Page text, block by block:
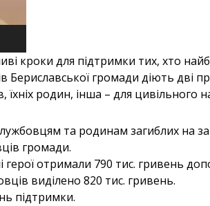
кроки для підтримки тих, хто
Бериславської громади діють дві
родин, інша – для цивільного
та родинам загиблих на
громади.
герої отримали 790 тис. гривень
виділено 820 тис. гривень.
підтримки.